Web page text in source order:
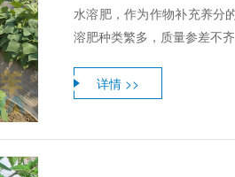
水溶肥，作为作物补充养分
溶肥种类繁多，质量参差不
详情 >>